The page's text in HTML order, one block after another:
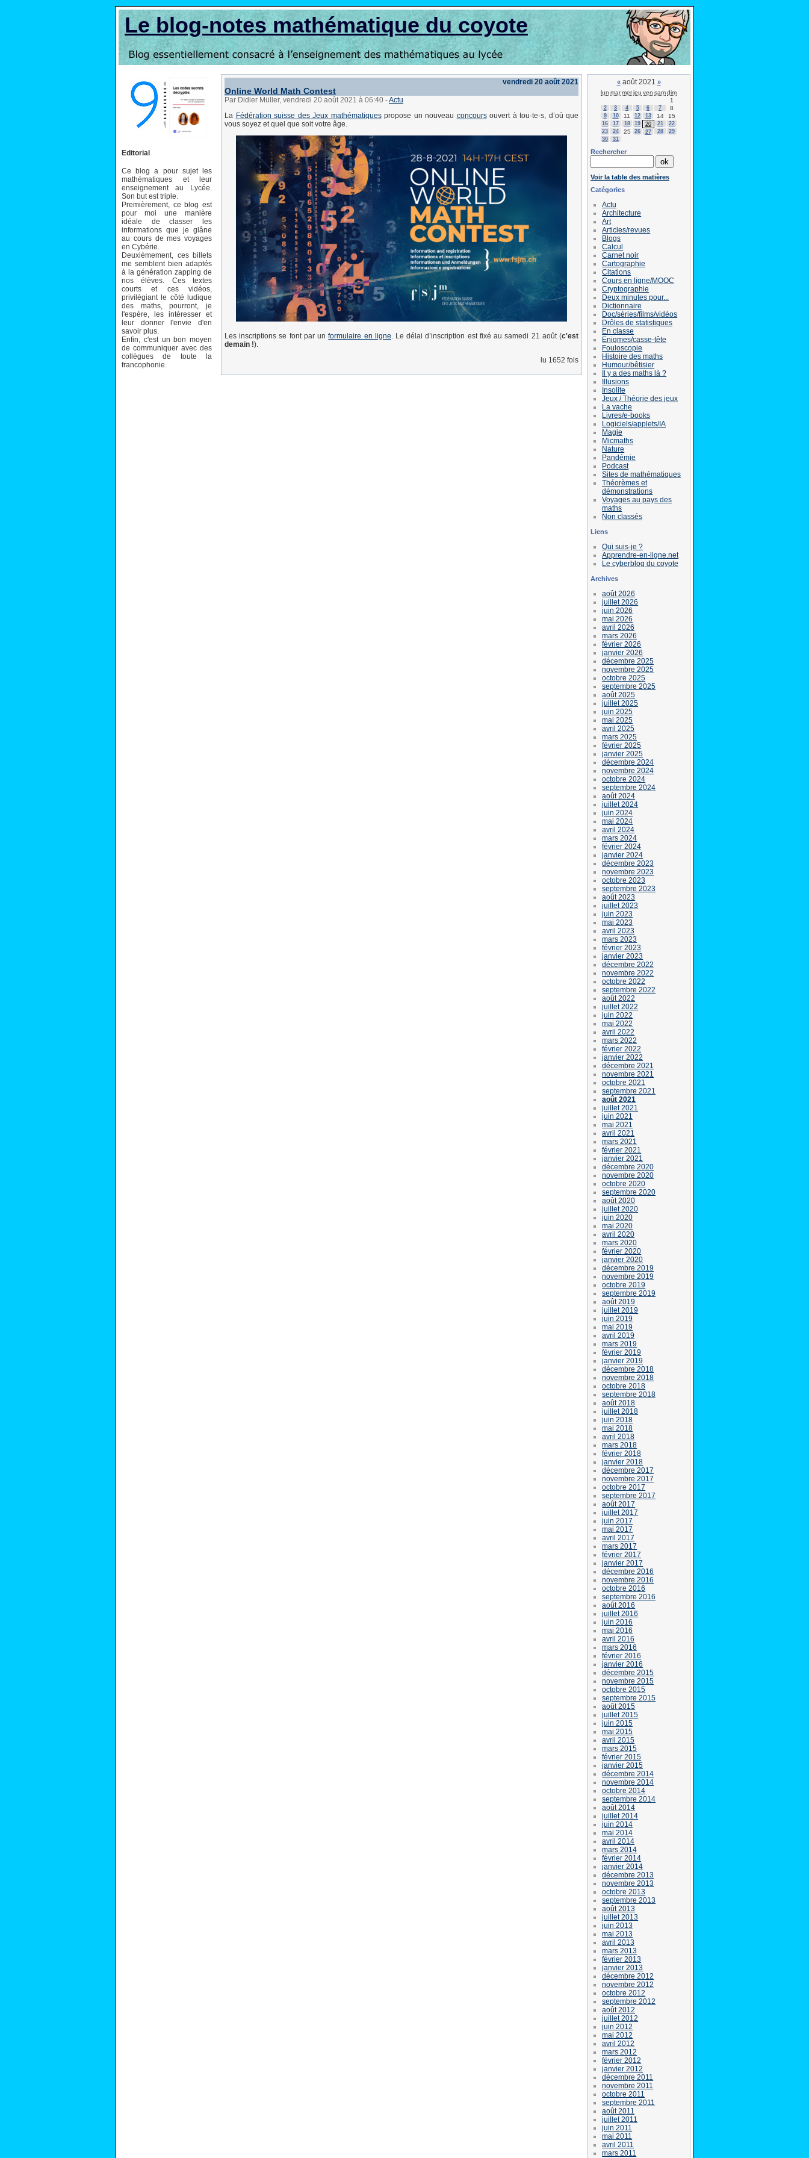
Le blog-notes mathématique du coyote
Editorial
Ce blog a pour sujet les
mathématiques et leur
enseignement au Lycée.
Son but est triple.
Premièrement, ce blog est
pour moi une manière
idéale de classer les
informations que je glâne
au cours de mes voyages
en Cybérie.
Deuxièmement, ces billets
me semblent bien adaptés
à la génération zapping de
nos élèves. Ces textes
courts et ces vidéos,
privilégiant le côté ludique
des maths, pourront, je
l'espère, les intéresser et
leur donner l'envie d'en
savoir plus.
Enfin, c'est un bon moyen
de communiquer avec des
collègues de toute la
francophonie.
vendredi 20 août 2021
Online World Math Contest
Par Didier Müller, vendredi 20 août 2021 à 06:40 -Actu
La Fédération suisse des Jeux mathématiquespropose un nouveau concoursouvert à tou·te·s, d’où que
vous soyez et quel que soit votre âge.
Les inscriptions se font par unformulaire en ligne. Le délai d’inscription est fixé au samedi 21 août (c'est
demain !).
lu 1652 fois
«août 2021 »
lun marmerjeu ven samdim
1
2 3 4 5 6 7 8
9 10 11 12 13 14 15
16 17 18 19 20 21
22
23
24 25 26 27 28
29
30
31
Rechercher
Voir la table des matières
Catégories
Actu
Architecture
Art
Articles/revues
Blogs
Calcul
Carnet noir
Cartographie
Citations
Cours en ligne/MOOC
Cryptographie
Deux minutes pour...
Dictionnaire
Doc/séries/films/vidéos
Drôles de statistiques
En classe
Enigmes/casse-tête
Fouloscopie
Histoire des maths
Humour/bêtisier
Il y a des maths là ?
Illusions
Insolite
Jeux / Théorie des jeux
La vache
Livres/e-books
Logiciels/applets/IA
Magie
Micmaths
Nature
Pandémie
Podcast
Sites de mathématiques
Théorèmes et
démonstrations
Voyages au pays des
maths
Non classés
Liens
Qui suis-je ?
Apprendre-en-ligne.net
Le cyberblog du coyote
Archives
août 2026
juillet 2026
juin 2026
mai 2026
avril 2026
mars 2026
février 2026
janvier 2026
décembre 2025
novembre 2025
octobre 2025
septembre 2025
août 2025
juillet 2025
juin 2025
mai 2025
avril 2025
mars 2025
février 2025
janvier 2025
décembre 2024
novembre 2024
octobre 2024
septembre 2024
août 2024
juillet 2024
juin 2024
mai 2024
avril 2024
mars 2024
février 2024
janvier 2024
décembre 2023
novembre 2023
octobre 2023
septembre 2023
août 2023
juillet 2023
juin 2023
mai 2023
avril 2023
mars 2023
février 2023
janvier 2023
décembre 2022
novembre 2022
octobre 2022
septembre 2022
août 2022
juillet 2022
juin 2022
mai 2022
avril 2022
mars 2022
février 2022
janvier 2022
décembre 2021
novembre 2021
octobre 2021
septembre 2021
août 2021
juillet 2021
juin 2021
mai 2021
avril 2021
mars 2021
février 2021
janvier 2021
décembre 2020
novembre 2020
octobre 2020
septembre 2020
août 2020
juillet 2020
juin 2020
mai 2020
avril 2020
mars 2020
février 2020
janvier 2020
décembre 2019
novembre 2019
octobre 2019
septembre 2019
août 2019
juillet 2019
juin 2019
mai 2019
avril 2019
mars 2019
février 2019
janvier 2019
décembre 2018
novembre 2018
octobre 2018
septembre 2018
août 2018
juillet 2018
juin 2018
mai 2018
avril 2018
mars 2018
février 2018
janvier 2018
décembre 2017
novembre 2017
octobre 2017
septembre 2017
août 2017
juillet 2017
juin 2017
mai 2017
avril 2017
mars 2017
février 2017
janvier 2017
décembre 2016
novembre 2016
octobre 2016
septembre 2016
août 2016
juillet 2016
juin 2016
mai 2016
avril 2016
mars 2016
février 2016
janvier 2016
décembre 2015
novembre 2015
octobre 2015
septembre 2015
août 2015
juillet 2015
juin 2015
mai 2015
avril 2015
mars 2015
février 2015
janvier 2015
décembre 2014
novembre 2014
octobre 2014
septembre 2014
août 2014
juillet 2014
juin 2014
mai 2014
avril 2014
mars 2014
février 2014
janvier 2014
décembre 2013
novembre 2013
octobre 2013
septembre 2013
août 2013
juillet 2013
juin 2013
mai 2013
avril 2013
mars 2013
février 2013
janvier 2013
décembre 2012
novembre 2012
octobre 2012
septembre 2012
août 2012
juillet 2012
juin 2012
mai 2012
avril 2012
mars 2012
février 2012
janvier 2012
décembre 2011
novembre 2011
octobre 2011
septembre 2011
août 2011
juillet 2011
juin 2011
mai 2011
avril 2011
mars 2011